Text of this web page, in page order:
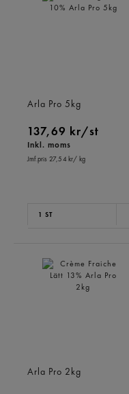
Arla Pro 5kg
137,69 kr/st
Inkl. moms
Jmf.pris 27,54 kr/ kg
1 ST
Arla Pro 2kg